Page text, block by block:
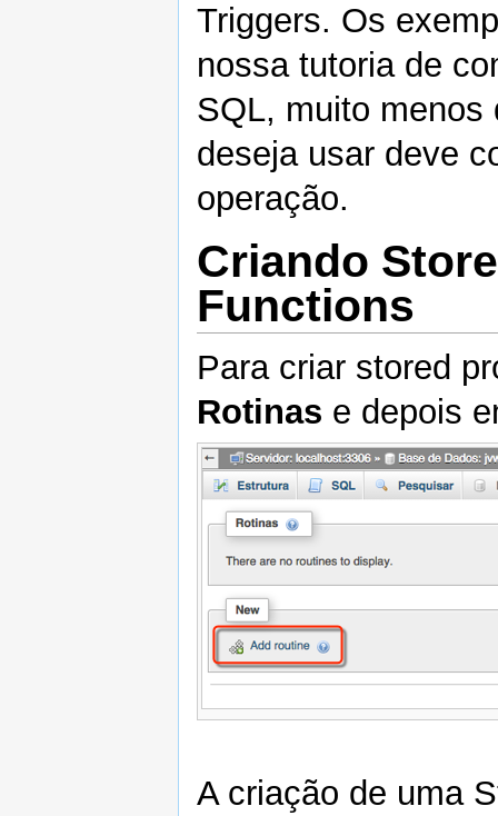
Triggers. Os
nossa tutoria de
SQL, muito menos
deseja usar deve
operação.
Criando
Functions
Para criar stored
Rotinas e depois
A criação de uma